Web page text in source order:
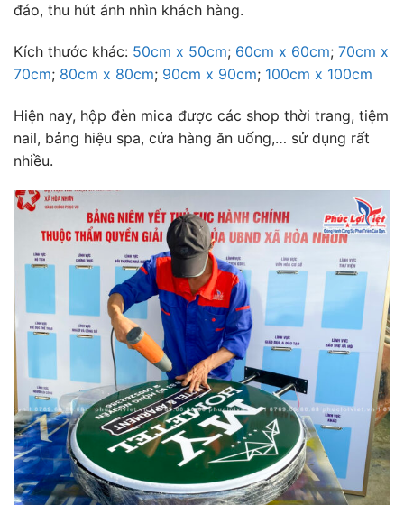
đáo, thu hút ánh nhìn khách hàng.
Kích thước khác: 50cm x 50cm; 60cm x 60cm; 70cm x
70cm; 80cm x 80cm; 90cm x 90cm; 100cm x 100cm
Hiện nay, hộp đèn mica được các shop thời trang, tiệm
nail, bảng hiệu spa, cửa hàng ăn uống,… sử dụng rất
nhiều.